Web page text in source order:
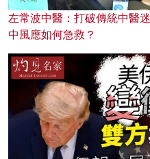
左常波中醫：打破傳統中醫
中風應如何急救？